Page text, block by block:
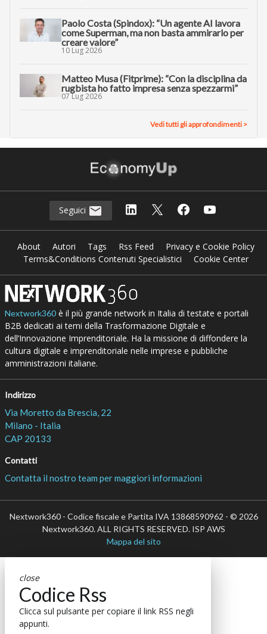
Paolo Costa (Spindox): “Un agente AI lavora
come Superman, ma non basta ammirarlo per
creare valore”
10 Lug 2026
Matteo Musa (Fitprime): “Con la disciplina da
rugbista ho fatto impresa senza spezzarmi”
07 Lug 2026
Vedi tutti gli approfondimenti >
Seguici
About Autori Tags Rss Feed
Privacy e Cookie Policy
Terms&Conditions Contenuti Specialistici
Cookie Center
Nextwork360è il più grande network in Italia di testate e portali
B2B dedicati ai temi della Trasformazione Digitale e
dell’Innovazione Imprenditoriale. Ha la missione di diffondere la
cultura digitale e imprenditoriale nelle imprese e pubbliche
amministrazioni italiane.
Indirizzo
Via Moretto da Brescia, 22
Milano - Italia
CAP 20133
Contatti
Contatta il nostro team per maggiori informazioni
Nextwork360 - Codice fiscale e Partita IVA 13868590962 - © 2026
Nextwork360. ALL RIGHTS RESERVED. ISP AWS
Mappa del sito
close
Codice Rss
Clicca sul pulsante per copiare il link RSS negli
appunti.